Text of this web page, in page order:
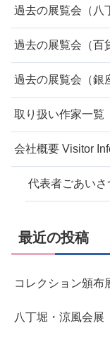
過去の展覧会（八
過去の展覧会（百
過去の展覧会（銀
取り扱い作家一覧
会社概要 Visitor
代表者ごあいさ
最近の投稿
コレクション頒布
八丁堀・涼風会